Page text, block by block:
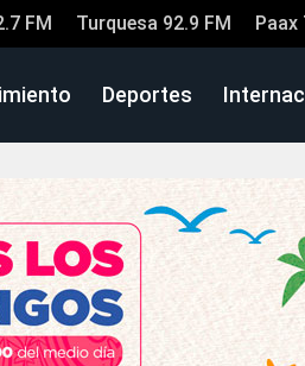
FM Turquesa 92.9 FM Paax
Deportes